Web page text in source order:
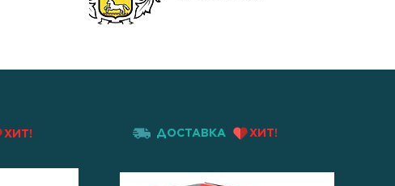
ХИТ! ДОСТАВКА ХИТ!